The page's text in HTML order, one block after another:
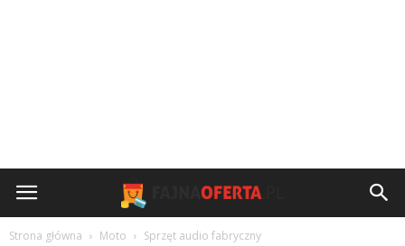
Strona główna Moto Sprzęt audio fabryczny